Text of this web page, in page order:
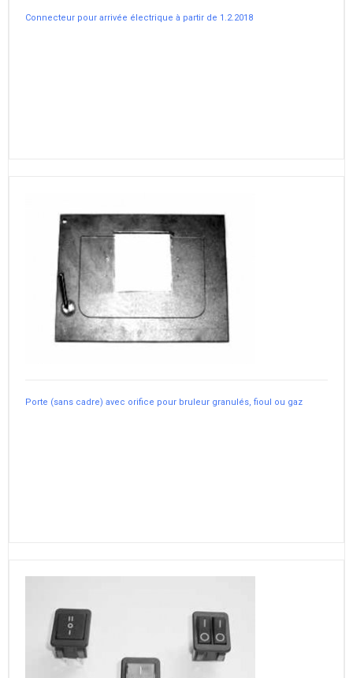
Connecteur pour arrivée électrique à partir de 1.2.2018
Porte (sans cadre) avec orifice pour bruleur granulés, fioul ou gaz